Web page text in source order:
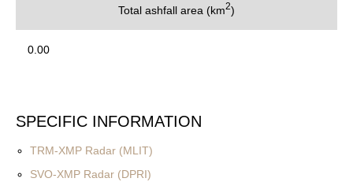
Total ashfall area (km2)
0.00
SPECIFIC INFORMATION
TRM-XMP Radar (MLIT)
SVO-XMP Radar (DPRI)